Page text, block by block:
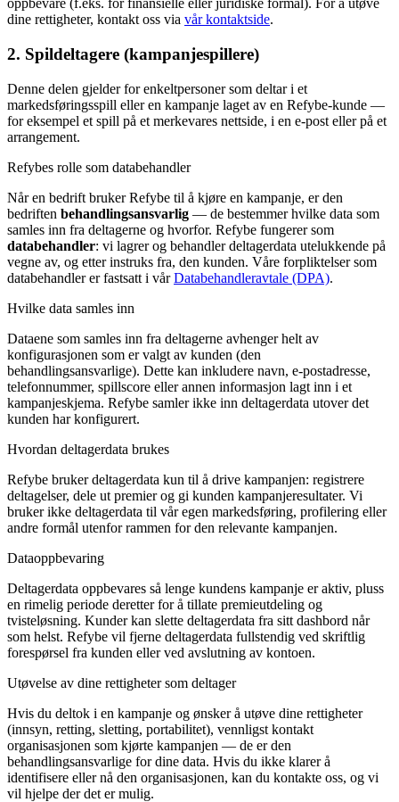
oppbevare (f.eks. for finansielle eller juridiske formål). For å utøve
dine rettigheter, kontakt oss via vår kontaktside.
2. Spildeltagere (kampanjespillere)
Denne delen gjelder for enkeltpersoner som deltar i et
markedsføringsspill eller en kampanje laget av en Refybe-kunde —
for eksempel et spill på et merkevares nettside, i en e-post eller på et
arrangement.
Refybes rolle som databehandler
Når en bedrift bruker Refybe til å kjøre en kampanje, er den
bedriften behandlingsansvarlig — de bestemmer hvilke data som
samles inn fra deltagerne og hvorfor. Refybe fungerer som
databehandler: vi lagrer og behandler deltagerdata utelukkende på
vegne av, og etter instruks fra, den kunden. Våre forpliktelser som
databehandler er fastsatt i vårDatabehandleravtale (DPA).
Hvilke data samles inn
Dataene som samles inn fra deltagerne avhenger helt av
konfigurasjonen som er valgt av kunden (den
behandlingsansvarlige). Dette kan inkludere navn, e-postadresse,
telefonnummer, spillscore eller annen informasjon lagt inn i et
kampanjeskjema. Refybe samler ikke inn deltagerdata utover det
kunden har konfigurert.
Hvordan deltagerdata brukes
Refybe bruker deltagerdata kun til å drive kampanjen: registrere
deltagelser, dele ut premier og gi kunden kampanjeresultater. Vi
bruker ikke deltagerdata til vår egen markedsføring, profilering eller
andre formål utenfor rammen for den relevante kampanjen.
Dataoppbevaring
Deltagerdata oppbevares så lenge kundens kampanje er aktiv, pluss
en rimelig periode deretter for å tillate premieutdeling og
tvisteløsning. Kunder kan slette deltagerdata fra sitt dashbord når
som helst. Refybe vil fjerne deltagerdata fullstendig ved skriftlig
forespørsel fra kunden eller ved avslutning av kontoen.
Utøvelse av dine rettigheter som deltager
Hvis du deltok i en kampanje og ønsker å utøve dine rettigheter
(innsyn, retting, sletting, portabilitet), vennligst kontakt
organisasjonen som kjørte kampanjen — de er den
behandlingsansvarlige for dine data. Hvis du ikke klarer å
identifisere eller nå den organisasjonen, kan du kontakte oss, og vi
vil hjelpe der det er mulig.